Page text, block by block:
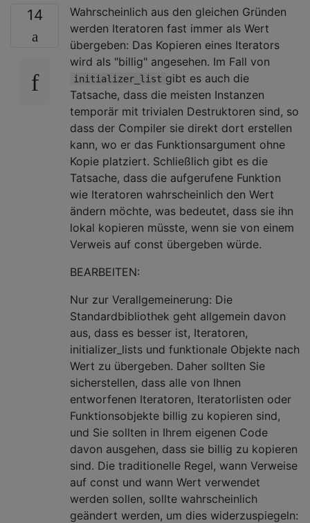
14
Wahrscheinlich aus den gleichen Gründen
werden Iteratoren fast immer als Wert
übergeben: Das Kopieren eines Iterators
wird als "billig" angesehen. Im Fall von
initializer_list gibt es auch die
Tatsache, dass die meisten Instanzen
temporär mit trivialen Destruktoren sind, so
dass der Compiler sie direkt dort erstellen
kann, wo er das Funktionsargument ohne
Kopie platziert. Schließlich gibt es die
Tatsache, dass die aufgerufene Funktion
wie Iteratoren wahrscheinlich den Wert
ändern möchte, was bedeutet, dass sie ihn
lokal kopieren müsste, wenn sie von einem
Verweis auf const übergeben würde.
BEARBEITEN:
Nur zur Verallgemeinerung: Die
Standardbibliothek geht allgemein davon
aus, dass es besser ist, Iteratoren,
initializer_lists und funktionale Objekte nach
Wert zu übergeben. Daher sollten Sie
sicherstellen, dass alle von Ihnen
entworfenen Iteratoren, Iteratorlisten oder
Funktionsobjekte billig zu kopieren sind,
und Sie sollten in Ihrem eigenen Code
davon ausgehen, dass sie billig zu kopieren
sind. Die traditionelle Regel, wann Verweise
auf const und wann Wert verwendet
werden sollen, sollte wahrscheinlich
geändert werden, um dies widerzuspiegeln: